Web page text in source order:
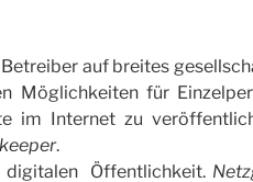
auf breites
Möglichkeiten für
im Internet zu
.
digitalen Öffentlichkeit.